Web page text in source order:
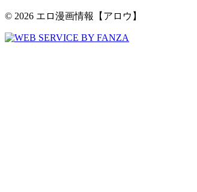
© 2026 エロ漫画情報【アロウ】